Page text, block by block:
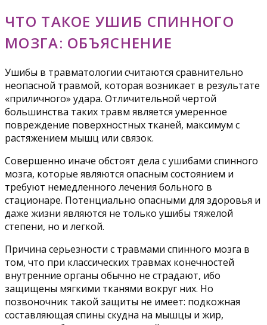
ЧТО ТАКОЕ УШИБ СПИННОГО
МОЗГА: ОБЪЯСНЕНИЕ
Ушибы в травматологии считаются сравнительно
неопасной травмой, которая возникает в результате
«приличного» удара. Отличительной чертой
большинства таких травм является умеренное
повреждение поверхностных тканей, максимум с
растяжением мышц или связок.
Совершенно иначе обстоят дела с ушибами спинного
мозга, которые являются опасным состоянием и
требуют немедленного лечения больного в
стационаре. Потенциально опасными для здоровья и
даже жизни являются не только ушибы тяжелой
степени, но и легкой.
Причина серьезности с травмами спинного мозга в
том, что при классических травмах конечностей
внутренние органы обычно не страдают, ибо
защищены мягкими тканями вокруг них. Но
позвоночник такой защиты не имеет: подкожная
составляющая спины скудна на мышцы и жир,